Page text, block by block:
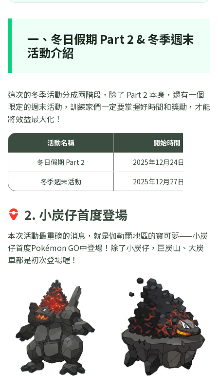
一、冬日假期 Part 2 & 冬季週末
活動介紹
這次的冬季活動分成兩階段，除了 Part 2 本身，還有一個
限定的週末活動，訓練家們一定要掌握好時間和獎勵，才能
將效益最大化！
活動名稱
開始時間
冬日假期 Part 2
2025年12月24日10:00
冬季週末活動
2025年12月27日10:00
2. 小炭仔首度登場
本次活動最重磅的消息，就是伽勒爾地區的寶可夢——小炭
仔首度Pokémon GO中登場！除了小炭仔，巨炭山、大炭
車都是初次登場喔！